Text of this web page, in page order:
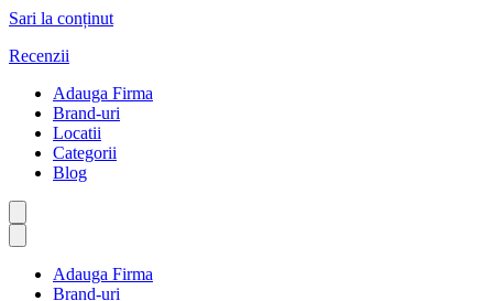
Sari la conținut
Recenzii
Adauga Firma
Brand-uri
Locatii
Categorii
Blog
Adauga Firma
Brand-uri